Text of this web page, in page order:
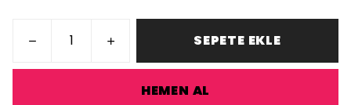
SEPETE EKLE
HEMEN AL